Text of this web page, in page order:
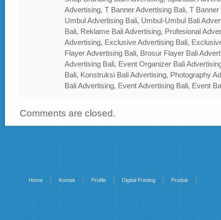
Advertising, T Banner Advertising Bali, T
Umbul Advertising Bali, Umbul-Umbul Bali
Bali, Reklame Bali Advertising, Profesional
Advertising, Exclusive Advertising Bali,
Flayer Advertising Bali, Brosur Flayer Bali
Advertising Bali, Event Organizer Bali
Bali, Konstruksi Bali Advertising, Photography
Bali Advertising, Event Advertising Bali, Event
Comments are closed.
Home Kontak Profile Digital Printing Produk